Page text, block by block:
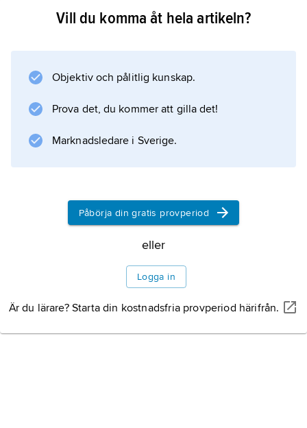
Instrumentet skapar monokroma bilder av
våglängder. Med hjälp av en utgångsspalt kan
en bild av solen i denna våglängd.
Vill du komma åt hela artikeln?
Objektiv och pålitlig kunskap.
Prova det, du kommer att gilla det!
Marknadsledare i Sverige.
Påbörja din gratis provperiod
eller
Logga in
Är du lärare? Starta din kostnadsfria provperiod härifrån.